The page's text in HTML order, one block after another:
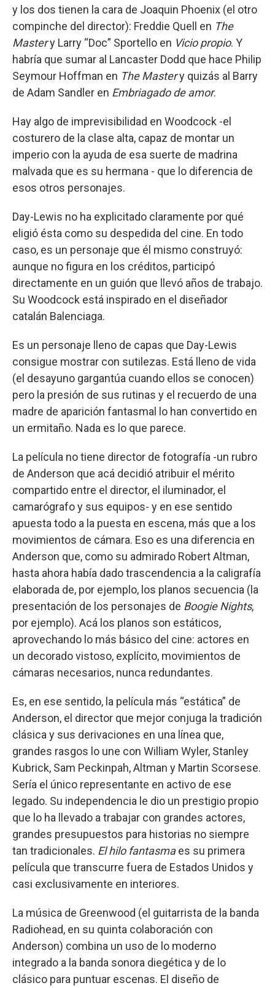
y los dos tienen la cara de Joaquin Phoenix (el otro
compinche del director): Freddie Quell en The
Mastery Larry “Doc” Sportello en Vicio propio. Y
habría que sumar al Lancaster Dodd que hace Philip
Seymour Hoffman en The Mastery quizás al Barry
de Adam Sandler en Embriagado de amor.
Hay algo de imprevisibilidad en Woodcock -el
costurero de la clase alta, capaz de montar un
imperio con la ayuda de esa suerte de madrina
malvada que es su hermana - que lo diferencia de
esos otros personajes.
Day-Lewis no ha explicitado claramente por qué
eligió ésta como su despedida del cine. En todo
caso, es un personaje que él mismo construyó:
aunque no figura en los créditos, participó
directamente en un guión que llevó años de trabajo.
Su Woodcock está inspirado en el diseñador
catalán Balenciaga.
Es un personaje lleno de capas que Day-Lewis
consigue mostrar con sutilezas. Está lleno de vida
(el desayuno gargantúa cuando ellos se conocen)
pero la presión de sus rutinas y el recuerdo de una
madre de aparición fantasmal lo han convertido en
un ermitaño. Nada es lo que parece.
La película no tiene director de fotografía -un rubro
de Anderson que acá decidió atribuir el mérito
compartido entre el director, el iluminador, el
camarógrafo y sus equipos- y en ese sentido
apuesta todo a la puesta en escena, más que a los
movimientos de cámara. Eso es una diferencia en
Anderson que, como su admirado Robert Altman,
hasta ahora había dado trascendencia a la caligrafía
elaborada de, por ejemplo, los planos secuencia (la
presentación de los personajes de Boogie Nights,
por ejemplo). Acá los planos son estáticos,
aprovechando lo más básico del cine: actores en
un decorado vistoso, explícito, movimientos de
cámaras necesarios, nunca redundantes.
Es, en ese sentido, la película más “estática” de
Anderson, el director que mejor conjuga la tradición
clásica y sus derivaciones en una línea que,
grandes rasgos lo une con William Wyler, Stanley
Kubrick, Sam Peckinpah, Altman y Martin Scorsese.
Sería el único representante en activo de ese
legado. Su independencia le dio un prestigio propio
que lo ha llevado a trabajar con grandes actores,
grandes presupuestos para historias no siempre
tan tradicionales. El hilo fantasmaes su primera
película que transcurre fuera de Estados Unidos y
casi exclusivamente en interiores.
La música de Greenwood (el guitarrista de la banda
Radiohead, en su quinta colaboración con
Anderson) combina un uso de lo moderno
integrado a la banda sonora diegética y de lo
clásico para puntuar escenas. El diseño de